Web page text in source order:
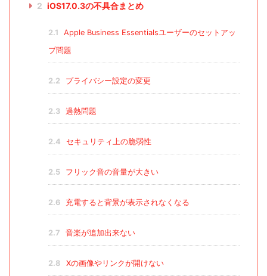
2 iOS17.0.3の不具合まとめ
2.1
Apple Business Essentialsユーザーのセットアッ
プ問題
2.2 プライバシー設定の変更
2.3 過熱問題
2.4 セキュリティ上の脆弱性
2.5 フリック音の音量が大きい
2.6 充電すると背景が表示されなくなる
2.7 音楽が追加出来ない
2.8 Xの画像やリンクが開けない